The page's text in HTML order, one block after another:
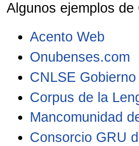
Algunos ejemplos
Acento Web
Onubenses.com
CNLSE
Corpus de la
Mancomunidad
Consorcio GRU